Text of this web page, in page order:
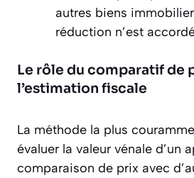
autres biens
réduction n’est
Le rôle du comparatif de
l’estimation fiscale
La méthode la plus
évaluer la valeur vénale d’un
comparaison de prix avec